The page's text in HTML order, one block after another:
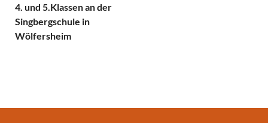
4. und 5.Klassen an der
Singbergschule in
Wölfersheim